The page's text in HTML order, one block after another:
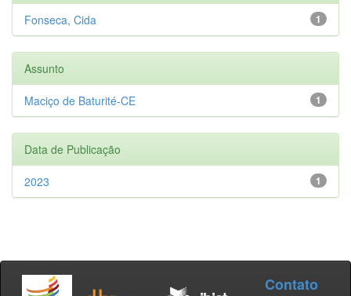
1
Fonseca, Cida
Assunto
1
Maciço de Baturité-CE
Data de Publicação
1
2023
Contato